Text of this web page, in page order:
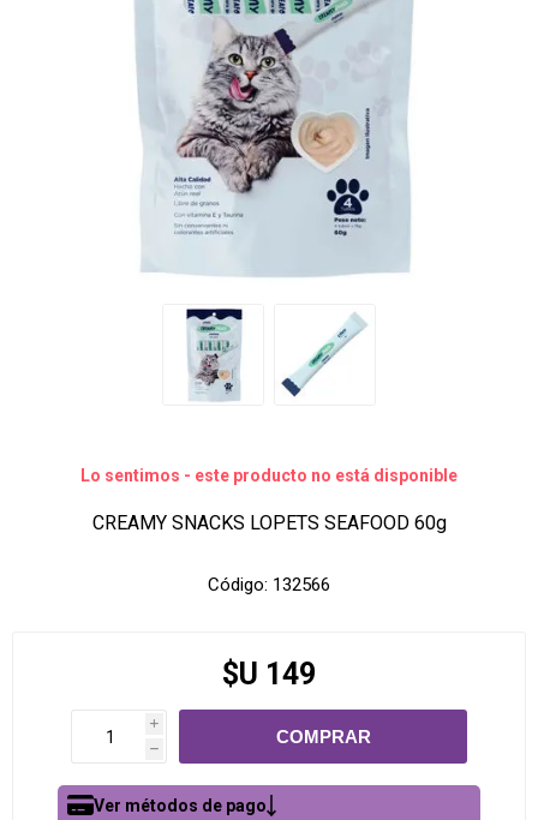
Lo sentimos - este producto no está disponible
CREAMY SNACKS LOPETS SEAFOOD 60g
Código: 132566
$U 149
i
h
Ver métodos de pago